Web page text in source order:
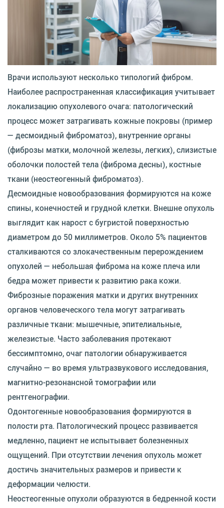
Врачи используют несколько типологий фибром.
Наиболее распространенная классификация учитывает
локализацию опухолевого очага: патологический
процесс может затрагивать кожные покровы (пример
— десмоидный фиброматоз), внутренние органы
(фиброзы матки, молочной железы, легких), слизистые
оболочки полостей тела (фиброма десны), костные
ткани (неостеогенный фиброматоз).
Десмоидные новообразования формируются на коже
спины, конечностей и грудной клетки. Внешне опухоль
выглядит как нарост с бугристой поверхностью
диаметром до 50 миллиметров. Около 5% пациентов
сталкиваются со злокачественным перерождением
опухолей — небольшая фиброма на коже плеча или
бедра может привести к развитию рака кожи.
Фиброзные поражения матки и других внутренних
органов человеческого тела могут затрагивать
различные ткани: мышечные, эпителиальные,
железистые. Часто заболевания протекают
бессимптомно, очаг патологии обнаруживается
случайно — во время ультразвукового исследования,
магнитно-резонансной томографии или
рентгенографии.
Одонтогенные новообразования формируются в
полости рта. Патологический процесс развивается
медленно, пациент не испытывает болезненных
ощущений. При отсутствии лечения опухоль может
достичь значительных размеров и привести к
деформации челюсти.
Неостеогенные опухоли образуются в бедренной кости